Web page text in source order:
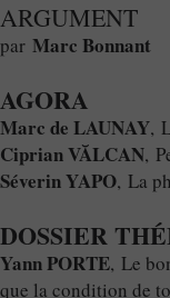
ARGUMENT
par Marc Bonnant
AGORA
Marc de LAUNAY,
Ciprian VĂLCAN,
Séverin YAPO, La
DOSSIER
Yann PORTE, Le
que la condition de